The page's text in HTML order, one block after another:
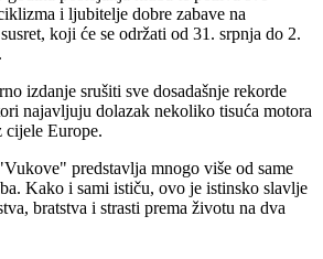
i ljubitelje dobre zabave na
koji će se održati od 31. srpnja do 2.
izdanje srušiti sve dosadašnje rekorde
najavljuju dolazak nekoliko tisuća motora
Europe.
predstavlja mnogo više od same
Kako i sami ističu, ovo je istinsko slavlje
bratstva i strasti prema životu na dva